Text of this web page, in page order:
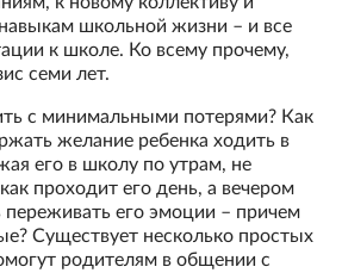
школьной жизни – и все
к школе. Ко всему прочему,
семи лет.
с минимальными потерями? Как
желание ребенка ходить в
его в школу по утрам, не
проходит его день, а вечером
переживать его эмоции – причем
Существует несколько простых
родителям в общении с